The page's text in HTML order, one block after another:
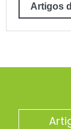
Artigos